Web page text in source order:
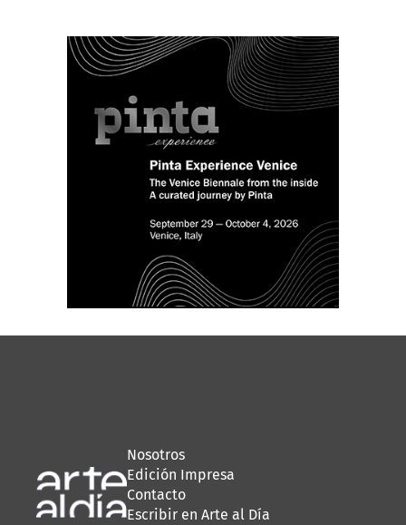
Nosotros
Edición Impresa
Contacto
Escribir en Arte al Día